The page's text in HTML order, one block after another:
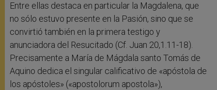
Entre ellas destaca en particular la Magdalena, que
no sólo estuvo presente en la Pasión, sino que se
convirtió también en la primera testigo y
anunciadora del Resucitado (Cf. Juan 20,1.11-18).
Precisamente a María de Mágdala santo Tomás de
Aquino dedica el singular calificativo de «apóstola de
los apóstoles» («apostolorum apostola»),